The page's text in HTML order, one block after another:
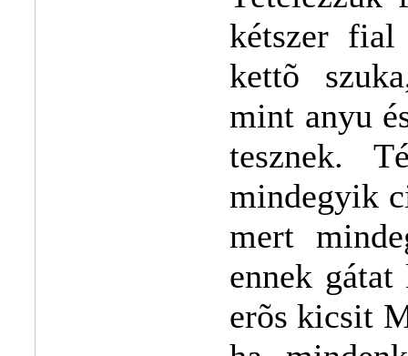
kétszer fial
kettõ
mint anyu
tesznek.
mindegyik
mert
ennek
erõs kicsit